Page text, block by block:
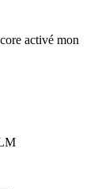
activé mon